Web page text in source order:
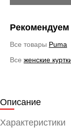
Все товары Puma
Все женские
Описание
Характеристики